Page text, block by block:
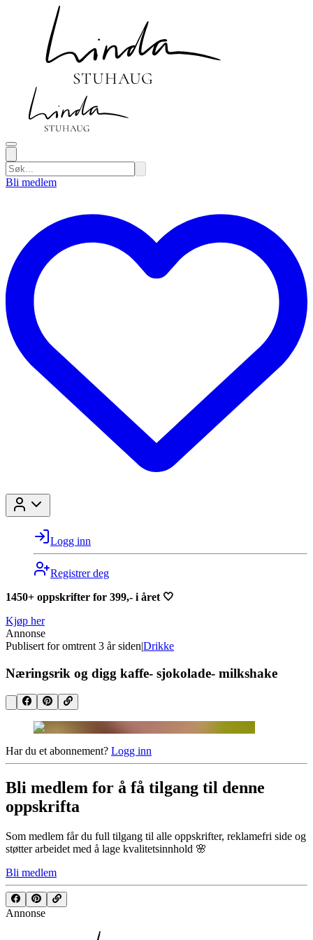
Bli medlem
Logg inn
Registrer deg
1450+ oppskrifter for 399,- i året 🤍
Kjøp her
Annonse
Publisert for omtrent 3 år siden|Drikke
Næringsrik og digg kaffe- sjokolade- milkshake
Har du et abonnement? Logg inn
Bli medlem for å få tilgang til denne
oppskrifta
Som medlem får du full tilgang til alle oppskrifter, reklamefri side og
støtter arbeidet med å lage kvalitetsinnhold 🌸
Bli medlem
Annonse